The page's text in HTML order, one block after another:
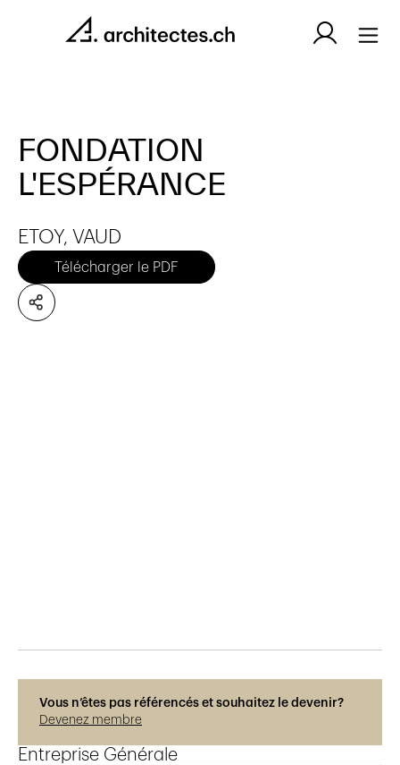
FONDATION
L'ESPÉRANCE
ETOY, VAUD
Télécharger le PDF
Vous n’êtes pas référencés et souhaitez le devenir?
Devenez membre
Entreprise Générale